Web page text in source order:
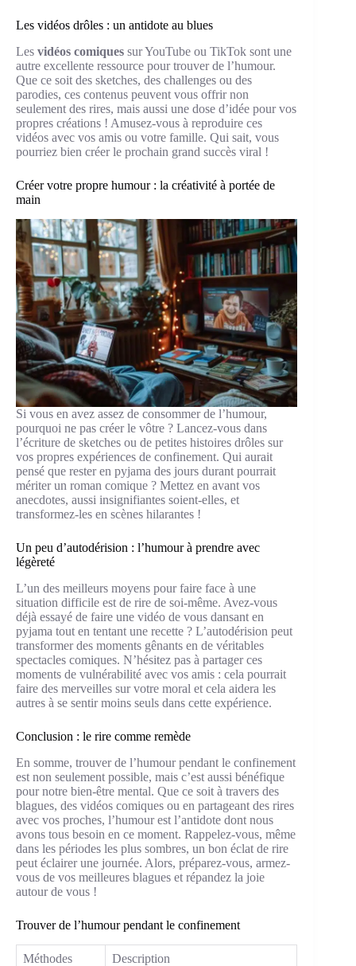
Les vidéos drôles : un antidote au blues
Les vidéos comiques sur YouTube ou TikTok sont une
autre excellente ressource pour trouver de l’humour.
Que ce soit des sketches, des challenges ou des
parodies, ces contenus peuvent vous offrir non
seulement des rires, mais aussi une dose d’idée pour vos
propres créations ! Amusez-vous à reproduire ces
vidéos avec vos amis ou votre famille. Qui sait, vous
pourriez bien créer le prochain grand succès viral !
Créer votre propre humour : la créativité à portée de
main
Si vous en avez assez de consommer de l’humour,
pourquoi ne pas créer le vôtre ? Lancez-vous dans
l’écriture de sketches ou de petites histoires drôles sur
vos propres expériences de confinement. Qui aurait
pensé que rester en pyjama des jours durant pourrait
mériter un roman comique ? Mettez en avant vos
anecdotes, aussi insignifiantes soient-elles, et
transformez-les en scènes hilarantes !
Un peu d’autodérision : l’humour à prendre avec
légèreté
L’un des meilleurs moyens pour faire face à une
situation difficile est de rire de soi-même. Avez-vous
déjà essayé de faire une vidéo de vous dansant en
pyjama tout en tentant une recette ? L’autodérision peut
transformer des moments gênants en de véritables
spectacles comiques. N’hésitez pas à partager ces
moments de vulnérabilité avec vos amis : cela pourrait
faire des merveilles sur votre moral et cela aidera les
autres à se sentir moins seuls dans cette expérience.
Conclusion : le rire comme remède
En somme, trouver de l’humour pendant le confinement
est non seulement possible, mais c’est aussi bénéfique
pour notre bien-être mental. Que ce soit à travers des
blagues, des vidéos comiques ou en partageant des rires
avec vos proches, l’humour est l’antidote dont nous
avons tous besoin en ce moment. Rappelez-vous, même
dans les périodes les plus sombres, un bon éclat de rire
peut éclairer une journée. Alors, préparez-vous, armez-
vous de vos meilleures blagues et répandez la joie
autour de vous !
Trouver de l’humour pendant le confinement
Méthodes Description